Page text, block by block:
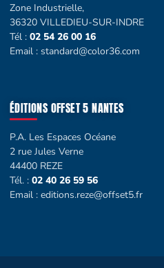
Zone Industrielle,
36320 VILLEDIEU-SUR-INDRE
Tél : 02 54 26 00 16
Email : standard@color36.com
ÉDITIONS OFFSET 5 NANTES
P.A. Les Espaces Océane
2 rue Jules Verne
44400 REZE
Tél. : 02 40 26 59 56
Email : editions.reze@offset5.fr